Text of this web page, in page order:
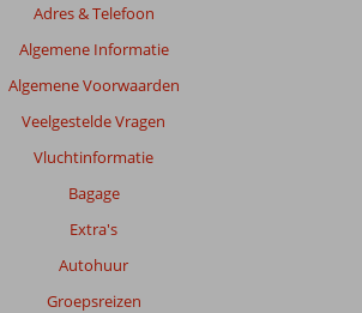
Adres & Telefoon
Algemene Informatie
Algemene Voorwaarden
Veelgestelde Vragen
Vluchtinformatie
Bagage
Extra's
Autohuur
Groepsreizen